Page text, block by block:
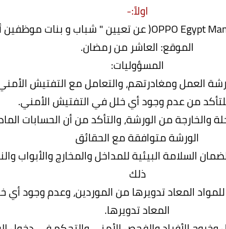
اولاً:-
الموقع: العاشر من رمضان.
المسؤوليات:
العمل ومغادرتهم، والتعامل مع التفتيش
من عدم وجود أي خلل في التفتيش الأمني.
والخارجة من الورشة، والتأكد من أن الحسابات
الورشة متوافقة مع الحقائق
السلامة البيئية للمداخل والمخارج والأبواب
ذلك
المعاد تدويرها من الموردين، وعدم وجود
المعاد تدويرها.